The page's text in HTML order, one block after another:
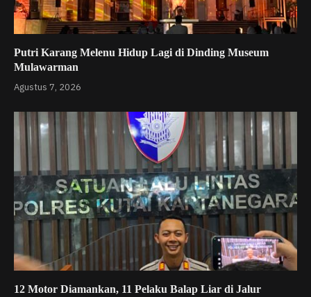
Putri Karang Melenu Hidup Lagi di Dinding Museum
Mulawarman
Agustus 7, 2026
12 Motor Diamankan, 11 Pelaku Balap Liar di Jalur